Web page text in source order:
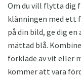
Om du vill flytta dig
klänningen med ett
på din bild, ge dig
mättad blå.
förkläde av vit eller
kommer att vara